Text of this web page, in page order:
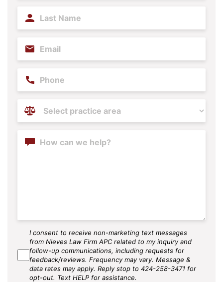
Last
Name
Email
Phone
Practice
Areas
Content
SMS
Agree
I consent to receive non-marketing text messages
from Nieves Law Firm APC related to my inquiry and
follow-up communications, including requests for
feedback/reviews. Frequency may vary. Message &
data rates may apply. Reply stop to 424-258-3471 for
opt-out. Text HELP for assistance.